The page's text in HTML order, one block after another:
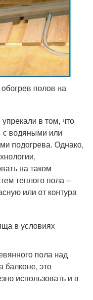
полов на
в том, что
с водяными или
подогрева. Однако,
на таком
теплого пола –
или от контура
в условиях
пола над
балконе, это
использовать и в